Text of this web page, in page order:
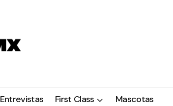
Entrevistas First Class Mascotas